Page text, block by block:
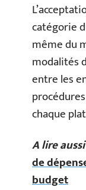
catégorie
même du
modalités
entre les
chaque
A lire
de
budget